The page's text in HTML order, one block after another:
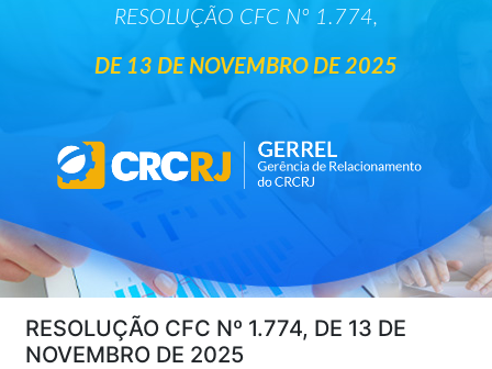
RESOLUÇÃO CFC Nº 1.774,
DE 13 DE NOVEMBRO DE 2025
RESOLUÇÃO CFC Nº 1.774, DE 13 DE
NOVEMBRO DE 2025